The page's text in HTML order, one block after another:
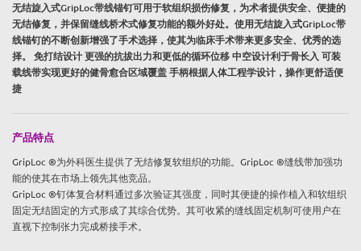
无结旋入式GripLoc带线锚钉可用于软组织损伤修复，为术者提供安全、便捷的
无结修复，并保留缝线桥术式修复功能的额外好处。使用无结旋入式GripLoc带
线锚钉的不断创新增强了手术选择，使其为临床手术带来更多安全、优秀的选
择。 免打结设计 更强的抗拔出力和更低的循环位移 中空设计利于骨长入 可装
载线带实现更好的健骨愈合区域覆盖 手柄根据人体工程学设计，操作更舒适便
捷
产品特点
GripLoc ®为外科医生提供了无结修复软组织的功能。GripLoc ®缝线带加强功
能的使其在市场上领先其他竞品。
GripLoc ®钉体复合材料通过多次验证其强度，同时其便捷的操作植入和软组织
固定无结固定的方式形成了其综合优势。其可收紧的缝线固定机制可使用户在
直视下控制张力完成桥接手术。